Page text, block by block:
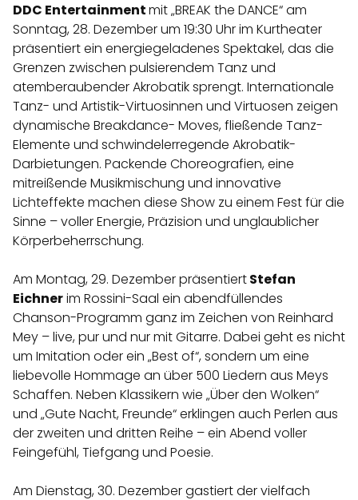
DDC Entertainmentmit „BREAK the DANCE“ am
Sonntag, 28. Dezember um 19:30 Uhr im Kurtheater
präsentiert ein energiegeladenes Spektakel, das die
Grenzen zwischen pulsierendem Tanz und
atemberaubender Akrobatik sprengt. Internationale
Tanz- und Artistik-Virtuosinnen und Virtuosen zeigen
dynamische Breakdance- Moves, fließende Tanz-
Elemente und schwindelerregende Akrobatik-
Darbietungen. Packende Choreografien, eine
mitreißende Musikmischung und innovative
Lichteffekte machen diese Show zu einem Fest für die
Sinne – voller Energie, Präzision und unglaublicher
Körperbeherrschung.
Am Montag, 29. Dezember präsentiertStefan
Eichnerim Rossini-Saal ein abendfüllendes
Chanson-Programm ganz im Zeichen von Reinhard
Mey – live, pur und nur mit Gitarre. Dabei geht es nicht
um Imitation oder ein „Best of“, sondern um eine
liebevolle Hommage an über 500 Liedern aus Meys
Schaffen. Neben Klassikern wie „Über den Wolken“
und „Gute Nacht, Freunde“ erklingen auch Perlen aus
der zweiten und dritten Reihe – ein Abend voller
Feingefühl, Tiefgang und Poesie.
Am Dienstag, 30. Dezember gastiert der vielfach